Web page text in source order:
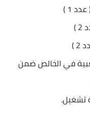
في الخالص ضمن
تشغيل.